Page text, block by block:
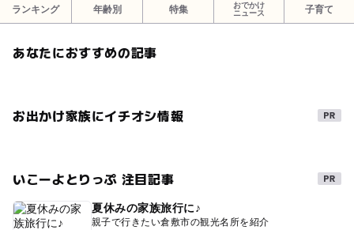
ランキング 年齢別 特集
おでかけ
ニュース
子育て
あなたにおすすめの記事
お出かけ家族にイチオシ情報
いこーよとりっぷ 注目記事
夏休みの家族旅行に♪
親子で行きたい倉敷市の観光名所を紹介